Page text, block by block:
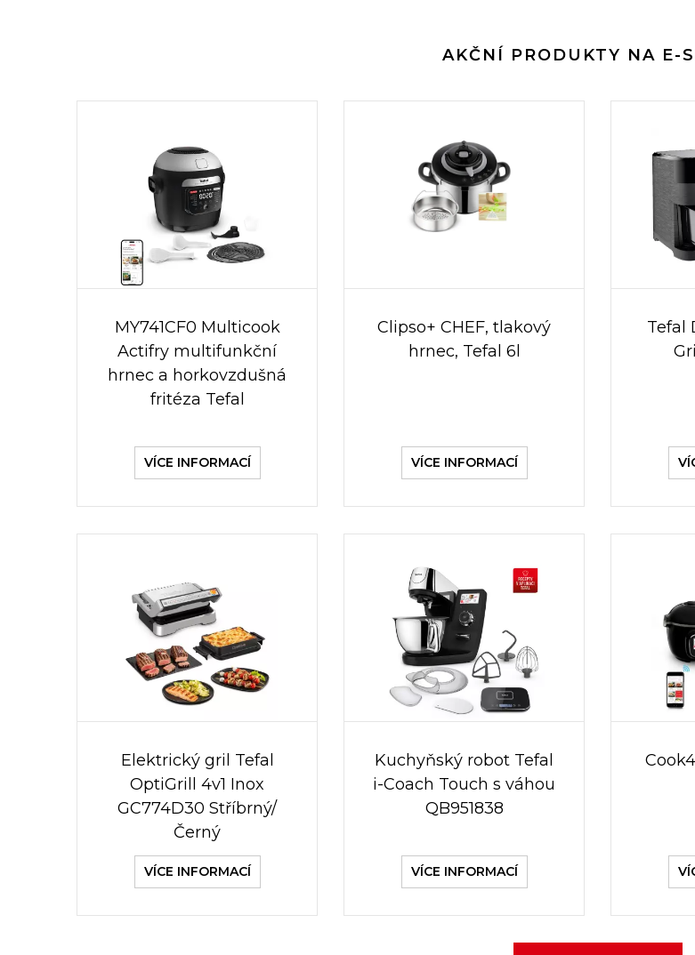
AKČNÍ PRODUKTY NA E-
MY741CF0 Multicook
Actifry multifunkční
hrnec a horkovzdušná
fritéza Tefal
VÍCE INFORMACÍ
Clipso+ CHEF, tlakový
hrnec, Tefal 6l
VÍCE INFORMACÍ
Tefal
Elektrický gril Tefal
OptiGrill 4v1 Inox
GC774D30 Stříbrný/
Černý
VÍCE INFORMACÍ
Kuchyňský robot Tefal
i-Coach Touch s váhou
QB951838
VÍCE INFORMACÍ